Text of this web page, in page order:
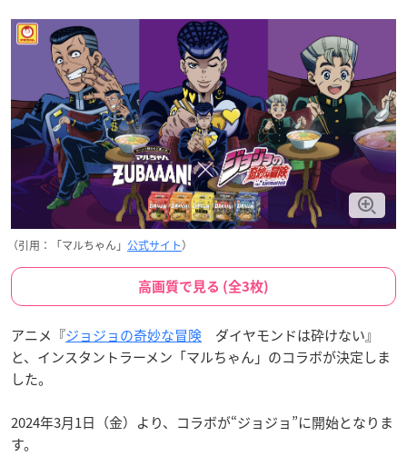
（引用：「マルちゃん」 公式サイト）
高画質で見る (全3枚)
アニメ『ジョジョの奇妙な冒険 ダイヤモンドは砕けない』
と、インスタントラーメン「マルちゃん」のコラボが決定しま
した。
2024年3月1日（金）より、コラボが“ジョジョ”に開始となりま
す。